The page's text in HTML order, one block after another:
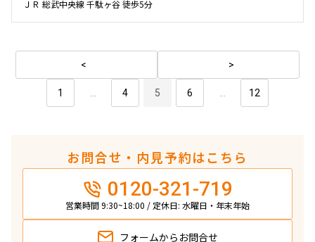
ＪＲ 総武中央線 千駄ヶ谷 徒歩5分
1 ... 4 5 6 ... 12
お問合せ・内見予約はこちら
0120-321-719
営業時間 9:30~18:00 / 定休日: 水曜日・年末年始
フォームから お問合せ